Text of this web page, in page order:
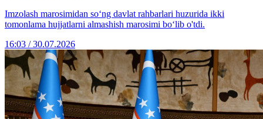
Imzolash marosimidan soʻng davlat rahbarlari huzurida ikki
tomonlama hujjatlarni almashish marosimi boʻlib o'tdi.
16:03 / 30.07.2026